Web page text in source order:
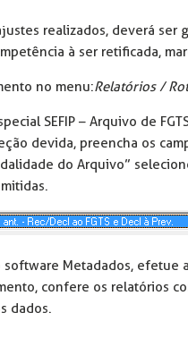
realizados, deverá ser
à ser retificada,
no menu:Relatórios /
SEFIP – Arquivo de
devida, preencha os
do Arquivo”
Metadados, efetue
confere os relatórios
dados.